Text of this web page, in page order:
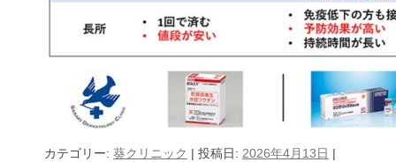
カテゴリー: 葵クリニック | 投稿日: 2026年4月13日 |